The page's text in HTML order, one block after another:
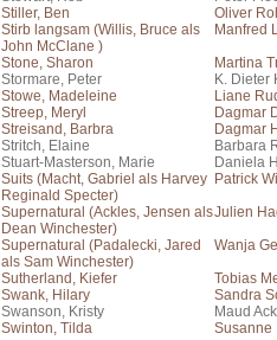
Stiller, Ben
Oliver
Stirb langsam (Willis, Bruce als
John McClane )
Manfred
Stone, Sharon
Martina
Stormare, Peter
K. Dieter
Stowe, Madeleine
Liane
Streep, Meryl
Dagmar
Streisand, Barbra
Dagmar
Stritch, Elaine
Barbara
Stuart-Masterson, Marie
Daniela
Suits (Macht, Gabriel als Harvey
Reginald Specter)
Patrick
Supernatural (Ackles, Jensen als
Dean Winchester)
Julien
Supernatural (Padalecki, Jared
als Sam Winchester)
Wanja
Sutherland, Kiefer
Tobias
Swank, Hilary
Sandra
Swanson, Kristy
Maud
Swinton, Tilda
Susanne